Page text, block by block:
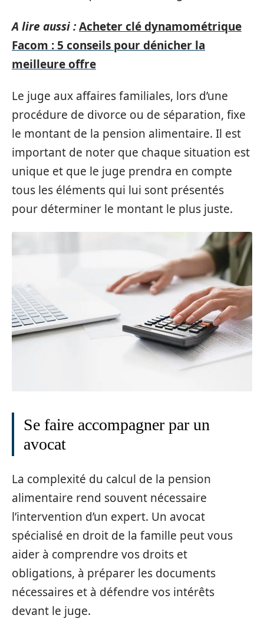
A lire aussi :Acheter clé dynamométrique
Facom : 5 conseils pour dénicher la
meilleure offre
Le juge aux affaires familiales, lors d’une
procédure de divorce ou de séparation, fixe
le montant de la pension alimentaire. Il est
important de noter que chaque situation est
unique et que le juge prendra en compte
tous les éléments qui lui sont présentés
pour déterminer le montant le plus juste.
Se faire accompagner par un
avocat
La complexité du calcul de la pension
alimentaire rend souvent nécessaire
l’intervention d’un expert. Un avocat
spécialisé en droit de la famille peut vous
aider à comprendre vos droits et
obligations, à préparer les documents
nécessaires et à défendre vos intérêts
devant le juge.